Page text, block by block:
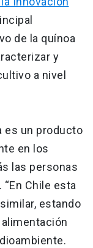
de la quínoa
y
a nivel
es un producto
en los
las personas
Chile esta
estando